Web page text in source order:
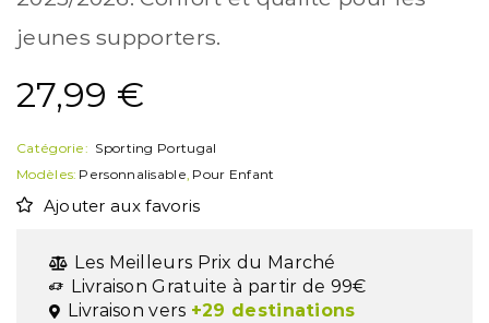
jeunes supporters.
27,99 €
Catégorie: Sporting Portugal
Modèles: Personnalisable, Pour Enfant
Ajouter aux favoris
Les Meilleurs Prix du Marché
Livraison Gratuite à partir de 99€
Livraison vers +29 destinations